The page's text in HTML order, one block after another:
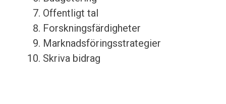
Offentligt tal
Forskningsfärdigheter
Marknadsföringsstrategier
Skriva bidrag